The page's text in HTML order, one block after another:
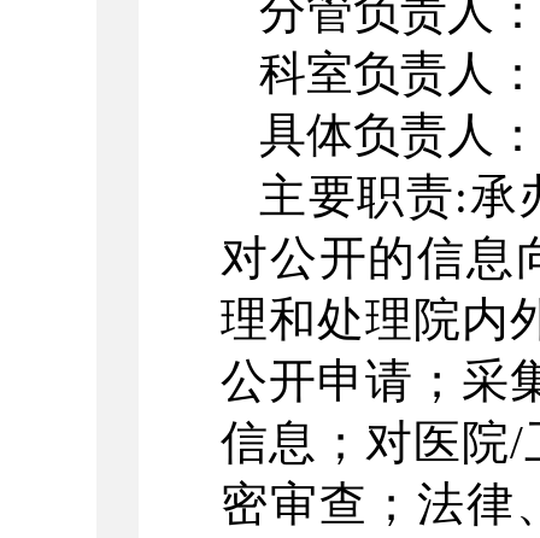
分管负责人
科室负责人
具体负责人
主要职责:承
对公开的信息
理和处理院内
公开申请；采
信息；对医院
密审查；法律